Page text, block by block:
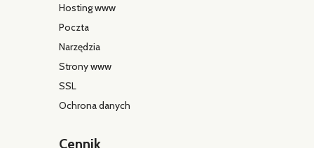
Hosting www
Poczta
Narzędzia
Strony www
SSL
Ochrona danych
Cennik